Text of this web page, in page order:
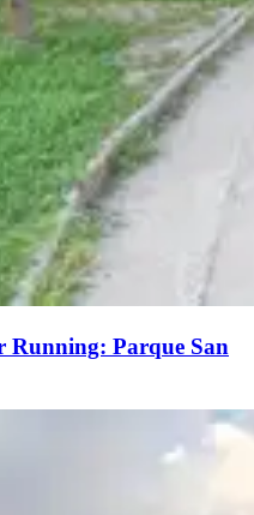
Parque San